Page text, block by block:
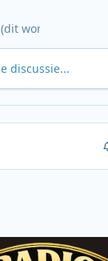
discussie...